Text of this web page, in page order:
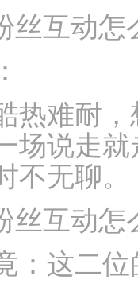
热难耐
场说走
不无聊。
：这二